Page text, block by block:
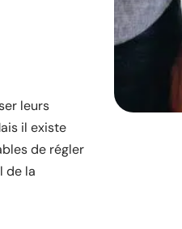
leurs
il existe
de régler
de la